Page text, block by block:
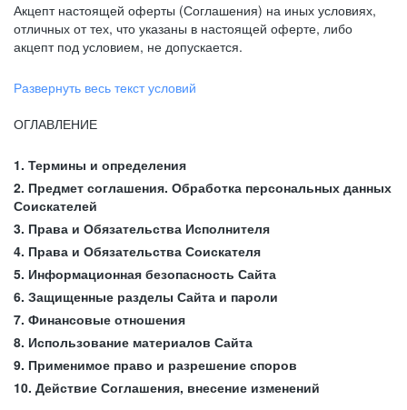
Акцепт настоящей оферты (Соглашения) на иных условиях,
отличных от тех, что указаны в настоящей оферте, либо
акцепт под условием, не допускается.
Развернуть весь текст условий
ОГЛАВЛЕНИЕ
1. Термины и определения
2. Предмет соглашения. Обработка персональных данных
Соискателей
3. Права и Обязательства Исполнителя
4. Права и Обязательства Соискателя
5. Информационная безопасность Сайта
6. Защищенные разделы Сайта и пароли
7. Финансовые отношения
8. Использование материалов Сайта
9. Применимое право и разрешение споров
10. Действие Соглашения, внесение изменений